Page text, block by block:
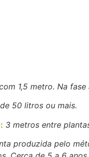
1,5 metro. Na
50 litros ou mais.
3 metros entre
produzida pelo